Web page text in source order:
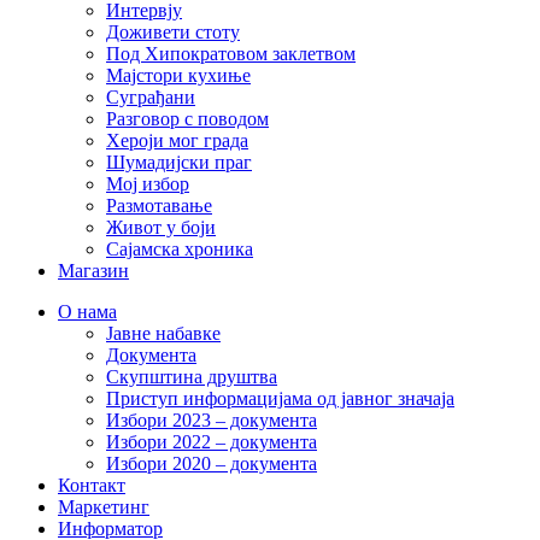
Интервју
Доживети стоту
Под Хипократовом заклетвом
Мајстори кухиње
Суграђани
Разговор с поводом
Хероји мог града
Шумадијски праг
Мој избор
Размотавање
Живот у боји
Сајамска хроника
Магазин
О нама
Јавне набавке
Документа
Скупштина друштва
Приступ информацијама од јавног значаја
Избори 2023 – документа
Избори 2022 – документа
Избори 2020 – документа
Контакт
Маркетинг
Информатор